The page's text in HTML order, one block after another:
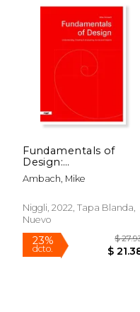
50%
Fundamentals of
Design:
Understanding,
Creating & Evaluating
(en Inglés)
Ambach, Mike
Niggli, 2022, Tapa Blanda,
Nuevo